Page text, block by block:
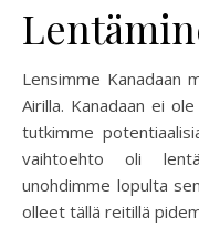
Lensimme Kanadaan
Airilla. Kanadaan ei
tutkimme
vaihtoehto oli
unohdimme lopulta
olleet tällä reitillä